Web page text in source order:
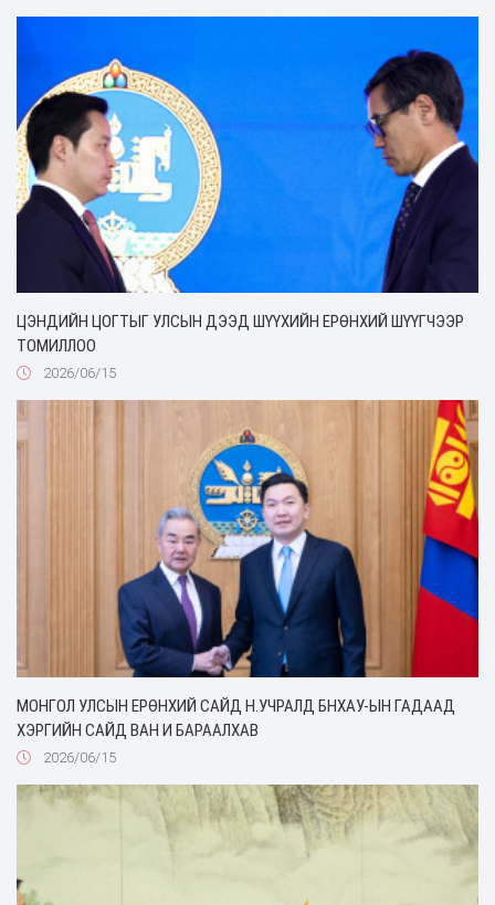
ЦЭНДИЙН ЦОГТЫГ УЛСЫН ДЭЭД ШҮҮХИЙН ЕРӨНХИЙ ШҮҮГЧЭЭР
ТОМИЛЛОО
2026/06/15
МОНГОЛ УЛСЫН ЕРӨНХИЙ САЙД Н.УЧРАЛД БНХАУ-ЫН ГАДААД
ХЭРГИЙН САЙД ВАН И БАРААЛХАВ
2026/06/15